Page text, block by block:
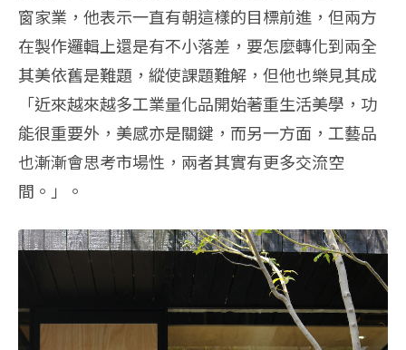
窗家業，他表示一直有朝這樣的目標前進，但兩方
在製作邏輯上還是有不小落差，要怎麼轉化到兩全
其美依舊是難題，縱使課題難解，但他也樂見其成
「近來越來越多工業量化品開始著重生活美學，功
能很重要外，美感亦是關鍵，而另一方面，工藝品
也漸漸會思考市場性，兩者其實有更多交流空
間。」。